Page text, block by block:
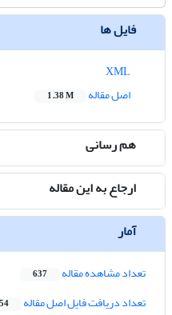
فایل ها
اصل مقاله
1.38 M
هم رسانی
ارجاع به این مقاله
آمار
تعداد مشاهده مقاله 637
تعداد دریافت فایل اصل مقاله